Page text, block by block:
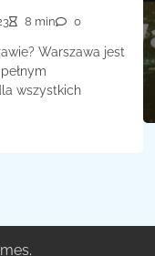
8 min 0
Warszawa jest
wszystkich
.